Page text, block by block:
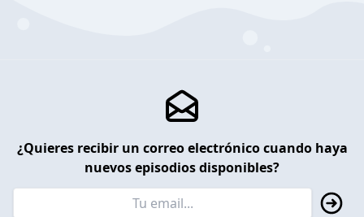
¿Quieres recibir un correo electrónico cuando haya
nuevos episodios disponibles?